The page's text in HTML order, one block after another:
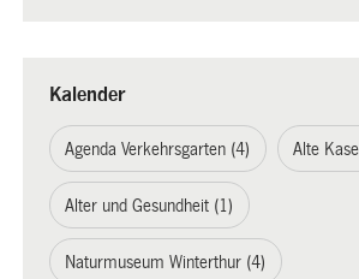
Kalender
Agenda Verkehrsgarten (4) Alte
Alter und Gesundheit (1)
Naturmuseum Winterthur (4)